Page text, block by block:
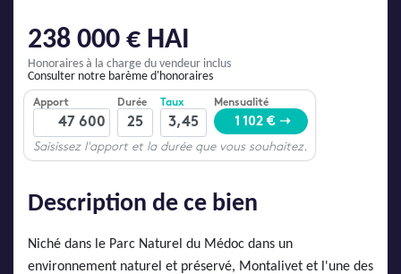
238 000 € HAI
Honoraires à la charge du vendeur inclus
Consulter notre barème d'honoraires
Description de ce bien
Niché dans le Parc Naturel du Médoc dans un
environnement naturel et préservé, Montalivet et l'une des